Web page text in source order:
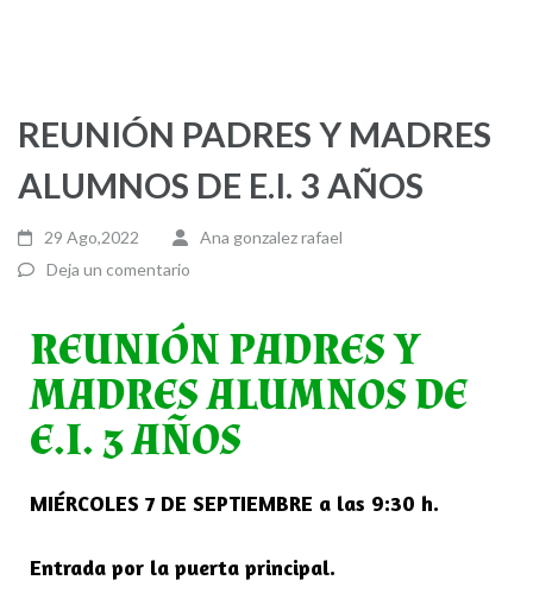
REUNIÓN PADRES Y MADRES
ALUMNOS DE E.I. 3 AÑOS
29 Ago,2022
Ana gonzalez rafael
Deja un comentario
REUNIÓN PADRES Y
MADRES ALUMNOS DE
E.I. 3 AÑOS
MIÉRCOLES 7 DE SEPTIEMBRE a las 9:30 h.
Entrada por la puerta principal.